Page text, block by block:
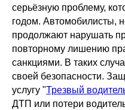
серьёзную проблему,
годом. Автомобилисты,
продолжают нарушать
повторному лишению
санкциями. В таких
своей безопасности.
услугу "Трезвый
ДТП или потери